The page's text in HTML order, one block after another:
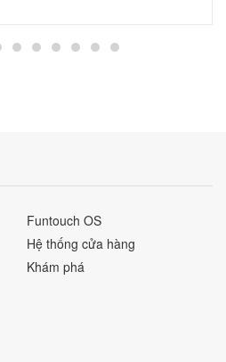
Funtouch OS
Hệ thống cửa hàng
Khám phá